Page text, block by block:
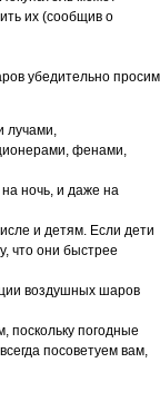
их (сообщив о
убедительно просим
лучами,
фенами,
ночь, и даже на
и детям. Если дети
что они быстрее
воздушных шаров
погодные
посоветуем вам,